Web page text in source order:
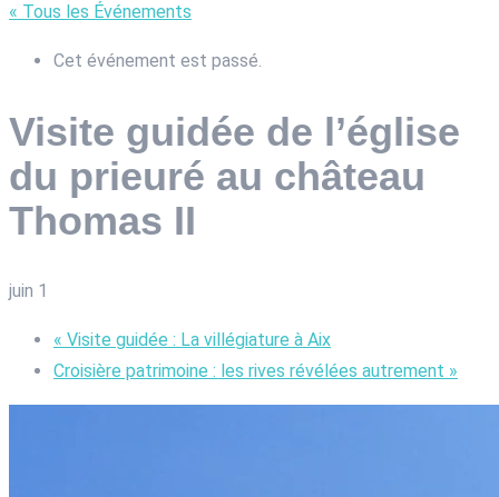
« Tous les Événements
Cet événement est passé.
Visite guidée de l’église
du prieuré au château
Thomas II
juin 1
« Visite guidée : La villégiature à Aix
Croisière patrimoine : les rives révélées autrement »